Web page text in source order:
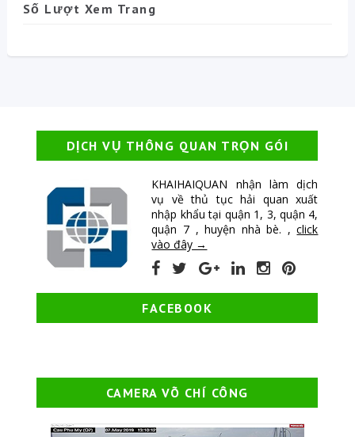
Số Lượt Xem Trang
DỊCH VỤ THÔNG QUAN TRỌN GÓI
KHAIHAIQUAN nhận làm dịch
vụ về thủ tục hải quan xuất
nhập khẩu tại quận 1, 3, quận 4,
quận 7 , huyện nhà bè. ,click
vào đây →
FACEBOOK
CAMERA VÕ CHÍ CÔNG